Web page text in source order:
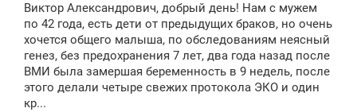
Виктор Александрович, добрый день! Нам с мужем
по 42 года, есть дети от предыдущих браков, но очень
хочется общего малыша, по обследованиям неясный
генез, без предохранения 7 лет, два года назад после
ВМИ была замершая беременность в 9 недель, после
этого делали четыре свежих протокола ЭКО и один
кр...